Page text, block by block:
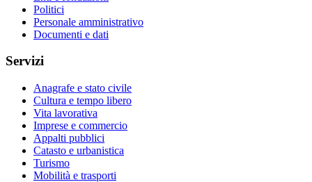
Politici
Personale amministrativo
Documenti e dati
Servizi
Anagrafe e stato civile
Cultura e tempo libero
Vita lavorativa
Imprese e commercio
Appalti pubblici
Catasto e urbanistica
Turismo
Mobilità e trasporti